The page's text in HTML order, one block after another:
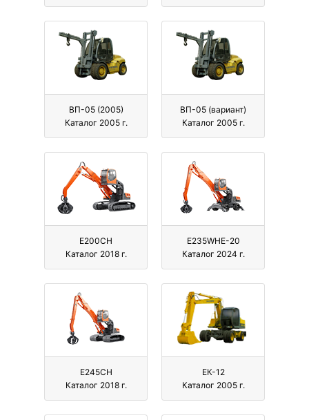
ВП-05 (2005)
Каталог 2005 г.
ВП-05 (вариант)
Каталог 2005 г.
Е200СН
Каталог 2018 г.
Е235WHE-20
Каталог 2024 г.
Е245СН
Каталог 2018 г.
ЕК-12
Каталог 2005 г.